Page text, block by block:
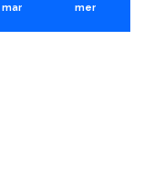
mar mer